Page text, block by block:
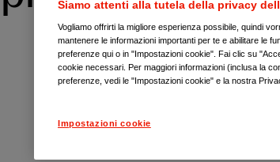
Siamo attenti alla tutela della privacy
Vogliamo offrirti la migliore esperienza possibile, quindi
mantenere le informazioni importanti per te e abilitare le
preferenze qui o in "Impostazioni cookie". Fai clic su
cookie necessari. Per maggiori informazioni (inclusa la
preferenze, vedi le "Impostazioni cookie" e la nostra
Impostazioni cookie